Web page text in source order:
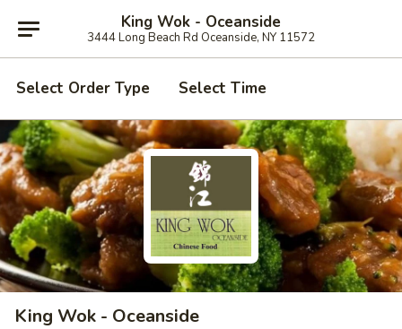
King Wok - Oceanside
3444 Long Beach Rd Oceanside, NY 11572
Select Order Type Select Time
King Wok - Oceanside